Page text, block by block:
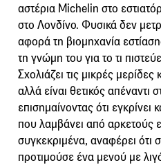
αστέρια Michelin στο
στο Λονδίνο. Φυσικά δεν
αφορά τη βιομηχανία
τη γνώμη του για το τι
Σχολιάζει τις μικρές
αλλά είναι θετικός
επισημαίνοντας ότι εγκρίνει
που λαμβάνει από αρκετούς
συγκεκριμένα, αναφέρει ότι
προτιμούσε ένα μενού με